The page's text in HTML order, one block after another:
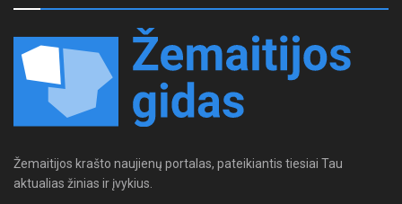
Žemaitijos krašto naujienų portalas, pateikiantis tiesiai Tau
aktualias žinias ir įvykius.